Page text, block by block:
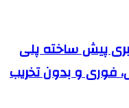
پیش ساخته پلی
فوری و بدون تخریب